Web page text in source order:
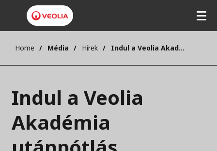
Home Média Hírek Indul a Veolia Akadémia utánpótlás program!
Indul a Veolia
Akadémia